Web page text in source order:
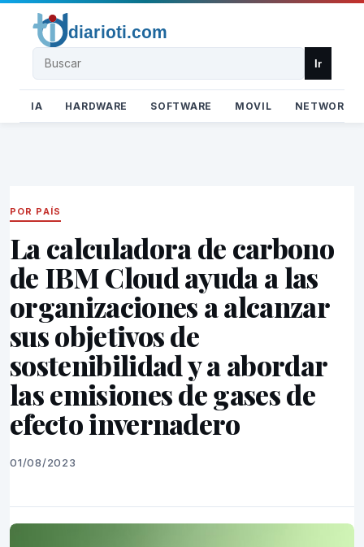
Buscar Ir
IA HARDWARE SOFTWARE MOVIL NETWORK
POR PAÍS
La calculadora de carbono
de IBM Cloud ayuda a las
organizaciones a alcanzar
sus objetivos de
sostenibilidad y a abordar
las emisiones de gases de
efecto invernadero
01/08/2023